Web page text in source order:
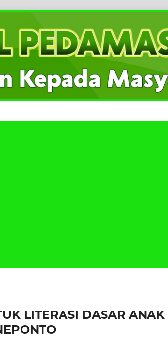
LITERASI DASAR ANAK